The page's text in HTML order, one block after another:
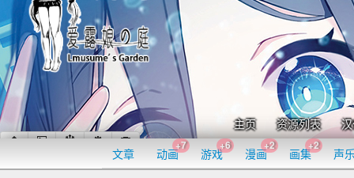
主页 资源列表
文章 动画
+7
游戏
+6
漫画
+2
画集
+2
声